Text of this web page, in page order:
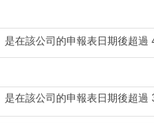
是在該公司的申報表日期後超過
是在該公司的申報表日期後超過